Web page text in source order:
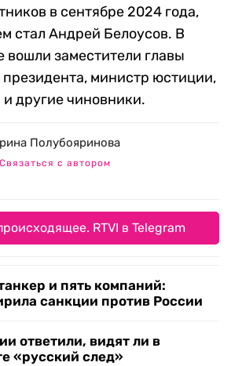
в сентябре 2024 года,
стал Андрей Белоусов. В
заместители главы
министр юстиции,
другие чиновники.
Полубояринова
Связаться с автором
RTVI в Telegram
и пять компаний:
санкции против России
ответили, видят ли в
«русский след»